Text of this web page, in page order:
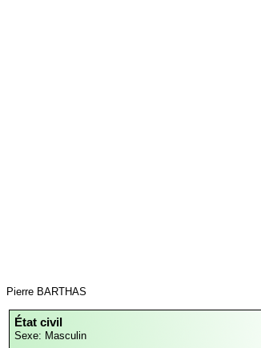
Pierre BARTHAS
État civil
Sexe: Masculin